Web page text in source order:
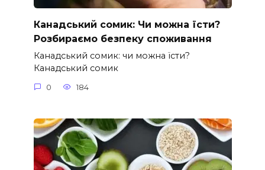
Канадський сомик: Чи можна їсти?
Розбираємо безпеку споживання
Канадський сомик: чи можна їсти?
Канадський сомик
0 184